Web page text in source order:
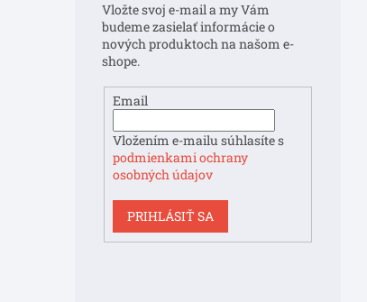
Vložte svoj e-mail a my Vám
budeme zasielať informácie o
nových produktoch na našom e-
shope.
Email
Vložením e-mailu súhlasíte s
podmienkami ochrany
osobných údajov
PRIHLÁSIŤ SA